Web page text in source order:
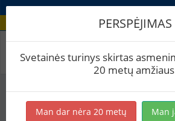
Aludario paskyra
PERSPĖJIMAS
Svetainės turinys skirtas
20 metų
Man dar nėra 20 metų Man